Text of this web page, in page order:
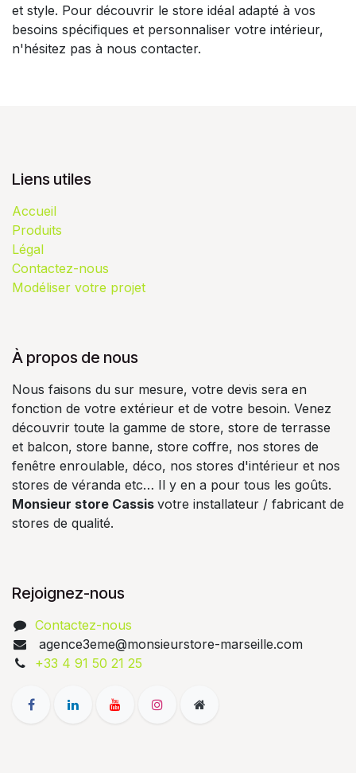
et style. Pour découvrir le store idéal adapté à vos
besoins spécifiques et personnaliser votre intérieur,
n'hésitez pas à nous contacter.
Liens utiles
Accueil
Produits
Légal
Contactez-nous
Modéliser votre projet
À propos de nous
Nous faisons du sur mesure, votre devis sera en
fonction de votre extérieur et de votre besoin. Venez
découvrir toute la gamme de store, store de terrasse
et balcon, store banne, store coffre, nos stores de
fenêtre enroulable, déco, nos stores d'intérieur et nos
stores de véranda etc… Il y en a pour tous les goûts.
Monsieur store Cassis votre installateur / fabricant de
stores de qualité.
Rejoignez-nous
Contactez-nous
agence3eme@monsieurstore-marseille.com
+33 4 91 50 21 25